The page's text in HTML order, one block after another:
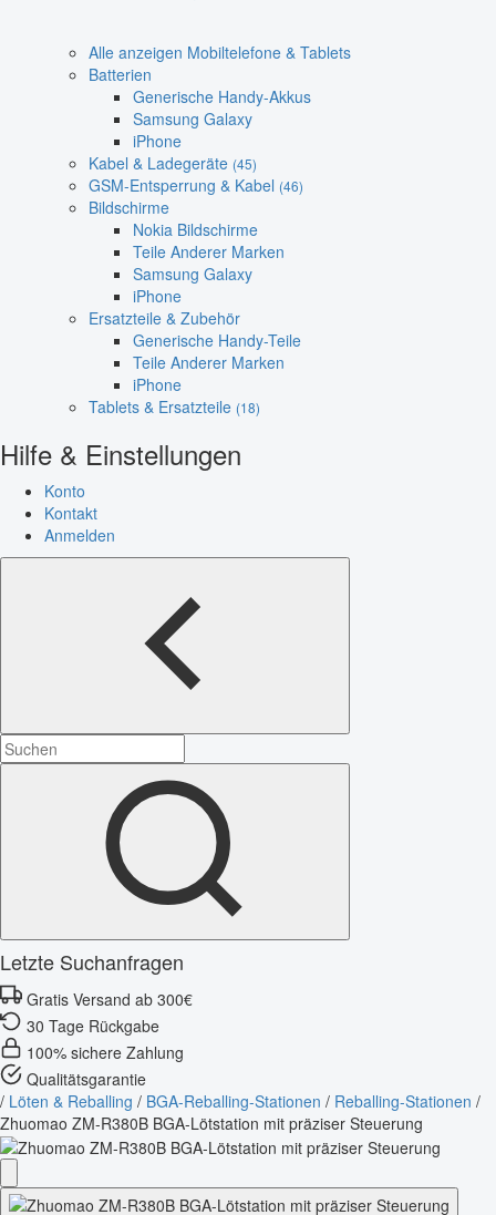
Alle anzeigen Mobiltelefone & Tablets
Batterien
Generische Handy-Akkus
Samsung Galaxy
iPhone
Kabel & Ladegeräte (45)
GSM-Entsperrung & Kabel (46)
Bildschirme
Nokia Bildschirme
Teile Anderer Marken
Samsung Galaxy
iPhone
Ersatzteile & Zubehör
Generische Handy-Teile
Teile Anderer Marken
iPhone
Tablets & Ersatzteile (18)
Hilfe & Einstellungen
Konto
Kontakt
Anmelden
Letzte Suchanfragen
Gratis Versand ab 300€
30 Tage Rückgabe
100% sichere Zahlung
Qualitätsgarantie
/ Löten & Reballing / BGA-Reballing-Stationen / Reballing-Stationen /
Zhuomao ZM-R380B BGA-Lötstation mit präziser Steuerung